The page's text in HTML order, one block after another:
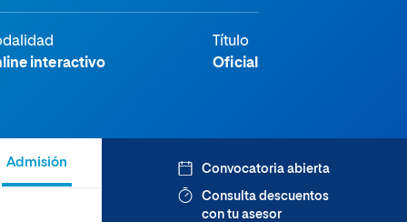
Empresa
Escuela Superior de Ingeniería
y Tecnología (ESIT)
Sociales
interactivo
Título
Oficial
Admisión Convocatoria abierta
Consulta descuentos
con tu asesor